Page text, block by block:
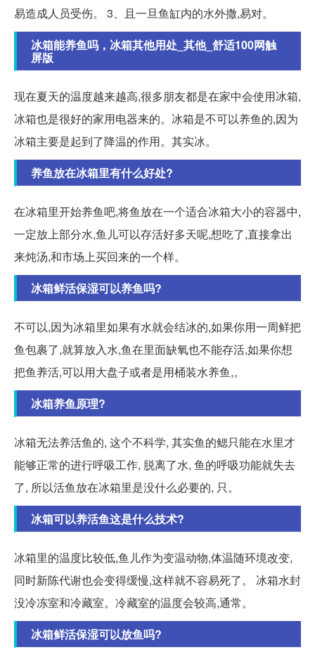
易造成人员受伤。 3、且一旦鱼缸内的水外撒,易对。
冰箱能养鱼吗，冰箱其他用处_其他_舒适100网触
屏版
现在夏天的温度越来越高,很多朋友都是在家中会使用冰箱,
冰箱也是很好的家用电器来的。冰箱是不可以养鱼的,因为
冰箱主要是起到了降温的作用。其实冰。
养鱼放在冰箱里有什么好处?
在冰箱里开始养鱼吧,将鱼放在一个适合冰箱大小的容器中,
一定放上部分水,鱼儿可以存活好多天呢,想吃了,直接拿出
来炖汤,和市场上买回来的一个样。
冰箱鲜活保湿可以养鱼吗?
不可以,因为冰箱里如果有水就会结冰的,如果你用一周鲜把
鱼包裹了,就算放入水,鱼在里面缺氧也不能存活,如果你想
把鱼养活,可以用大盘子或者是用桶装水养鱼,。
冰箱养鱼原理?
冰箱无法养活鱼的, 这个不科学, 其实鱼的鳃只能在水里才
能够正常的进行呼吸工作, 脱离了水, 鱼的呼吸功能就失去
了, 所以活鱼放在冰箱里是没什么必要的, 只。
冰箱可以养活鱼这是什么技术?
冰箱里的温度比较低,鱼儿作为变温动物,体温随环境改变,
同时新陈代谢也会变得缓慢,这样就不容易死了。 冰箱水封
没冷冻室和冷藏室。冷藏室的温度会较高,通常。
冰箱鲜活保湿可以放鱼吗?